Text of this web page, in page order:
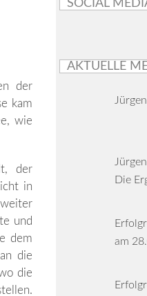
der
kam
wie
der
in
und
dem
die
die
SOCIAL
AKTUELLE
Die
am